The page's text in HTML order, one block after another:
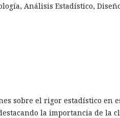
Análisis Estadístico,
sobre el rigor estadístico en
la importancia de la